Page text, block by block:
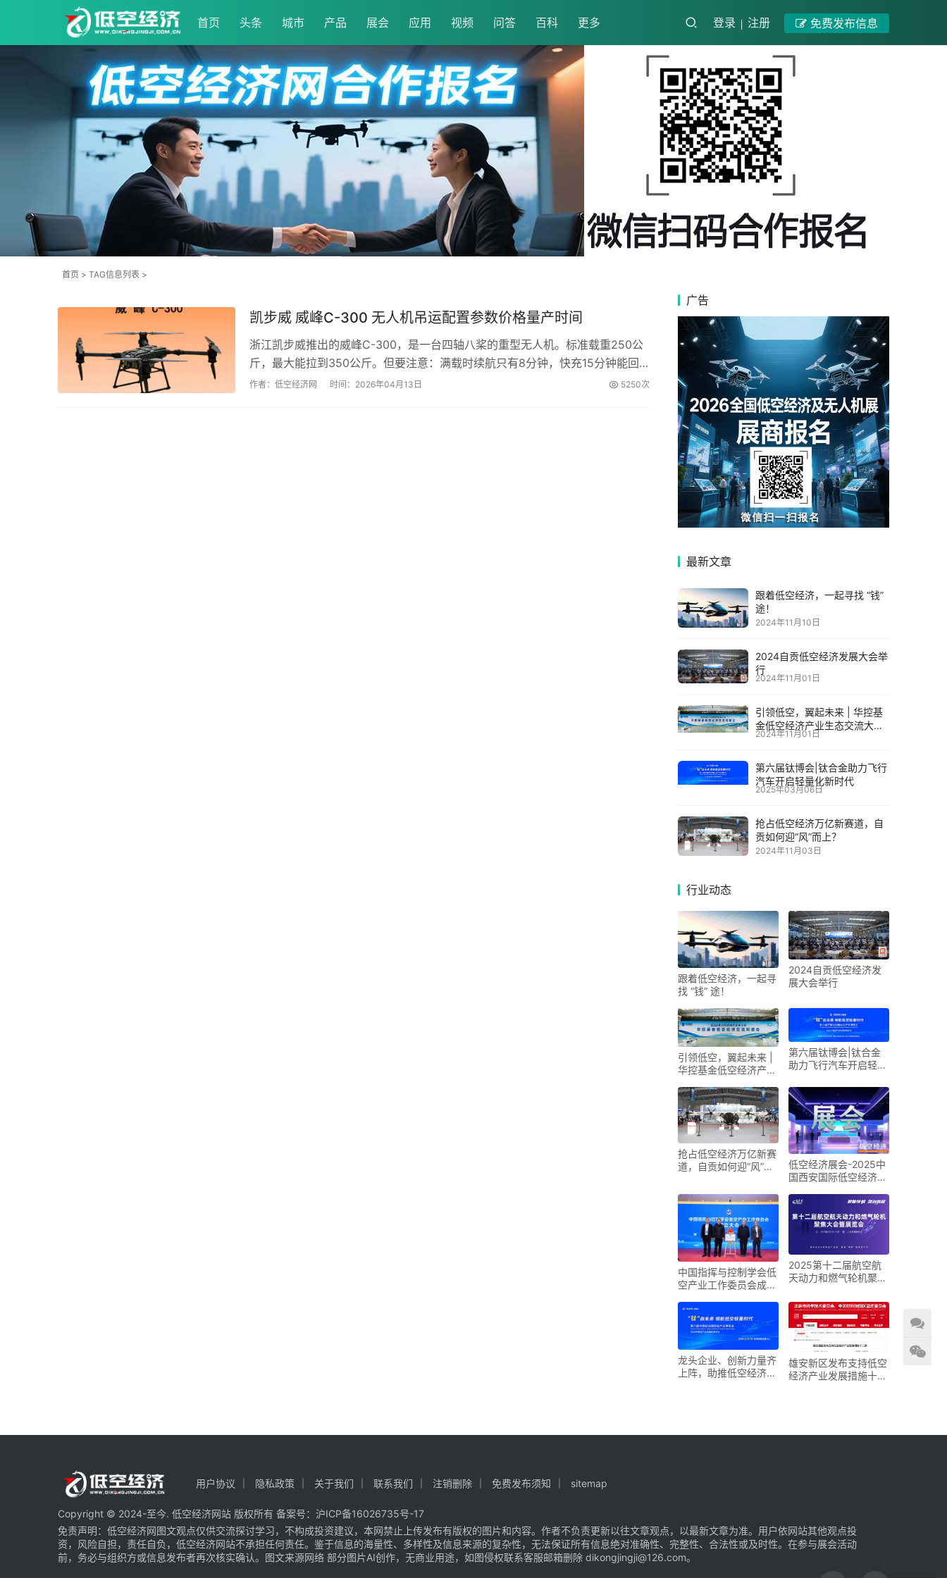
首页 头条 城市 产品 展会 应用 视频 问答 百科 更多 登录 注册 免费发布信息
首页 > TAG信息列表 >
凯步威 威峰C-300 无人机吊运配置参数价格量产时间
浙江凯步威推出的威峰C-300，是一台四轴八桨的重型无人机。标准载重250公
斤，最大能拉到350公斤。但要注意：满载时续航只有8分钟，快充15分钟能回
血。展开近2米见方，7级风照飞，通讯距离30公里。适合短途大重量运输，比如
作者：低空经济网 时间：2026年04月13日 5250次
广告
最新文章
跟着低空经济，一起寻找 “钱”
途！
2024年11月10日
2024自贡低空经济发展大会举
行
2024年11月01日
引领低空，翼起未来 | 华控基
金低空经济产业生态交流大会
召开
2024年11月01日
第六届钛博会|钛合金助力飞行
汽车开启轻量化新时代
2025年03月06日
抢占低空经济万亿新赛道，自
贡如何迎“风”而上？
2024年11月03日
行业动态
跟着低空经济，一起寻
找 “钱” 途！
2024自贡低空经济发
展大会举行
引领低空，翼起未来 |
华控基金低空经济产业
第六届钛博会|钛合金
助力飞行汽车开启轻量
抢占低空经济万亿新赛
道，自贡如何迎“风”而
低空经济展会-2025中
国西安国际低空经济展
中国指挥与控制学会低
空产业工作委员会成立
2025第十二届航空航
天动力和燃气轮机聚焦
龙头企业、创新力量齐
上阵，助推低空经济进
雄安新区发布支持低空
经济产业发展措施十二
用户协议 隐私政策 关于我们 联系我们 注销删除 免费发布须知 sitemap
Copyright © 2024-至今. 低空经济网站 版权所有 备案号： 沪ICP备16026735号-17
免责声明：低空经济网图文观点仅供交流探讨学习，不构成投资建议，本网禁止上传发布有版权的图片和内容。作者不负责更新以往文章观点，以最新文章为准。用户依网站其他观点投
资，风险自担，责任自负，低空经济网站不承担任何责任。鉴于信息的海量性、多样性及信息来源的复杂性，无法保证所有信息绝对准确性、完整性、合法性或及时性。在参与展会活动
前，务必与组织方或信息发布者再次核实确认。图文来源网络 部分图片AI创作，无商业用途，如图侵权联系客服邮箱删除 dikongjingji@126.com。